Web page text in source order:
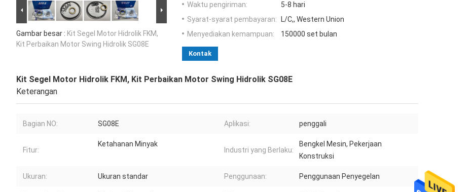
Gambar besar : Kit Segel Motor Hidrolik FKM,
Kit Perbaikan Motor Swing Hidrolik SG08E
Waktu pengiriman:
5-8 hari
Syarat-syarat pembayaran:
L/C,, Western Union
Menyediakan kemampuan:
150000 set bulan
Kontak
Kit Segel Motor Hidrolik FKM, Kit Perbaikan Motor Swing Hidrolik SG08E
Keterangan
Bagian NO: SG08E Aplikasi: penggali
Fitur:
Ketahanan Minyak
Industri yang Berlaku:
Bengkel Mesin, Pekerjaan
Konstruksi
Ukuran: Ukuran standar Penggunaan: Penggunaan Penyegelan